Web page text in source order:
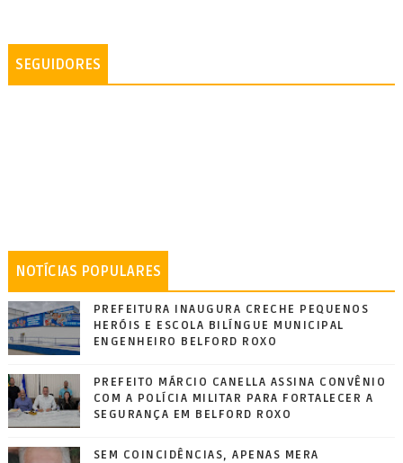
SEGUIDORES
NOTÍCIAS POPULARES
PREFEITURA INAUGURA CRECHE PEQUENOS
HERÓIS E ESCOLA BILÍNGUE MUNICIPAL
ENGENHEIRO BELFORD ROXO
PREFEITO MÁRCIO CANELLA ASSINA CONVÊNIO
COM A POLÍCIA MILITAR PARA FORTALECER A
SEGURANÇA EM BELFORD ROXO
SEM COINCIDÊNCIAS, APENAS MERA